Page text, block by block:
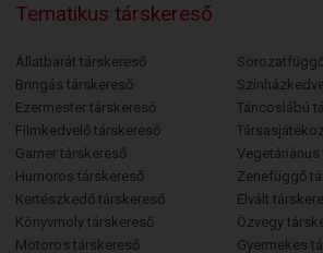
Tematikus társkereső
Állatbarát társkereső
Bringás társkereső
Ezermester társkereső
Filmkedvelő társkereső
Gamer társkereső
Humoros társkereső
Kertészkedő társkereső
Könyvmoly társkereső
Motoros társkereső
Táncoslábú
Zenefüggő
Elvált
Özvegy
Gyermekes